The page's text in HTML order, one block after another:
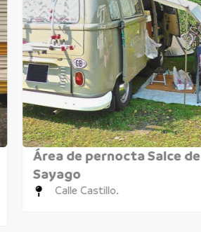
Área de pernocta Salce de
Sayago
Calle Castillo.